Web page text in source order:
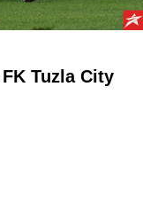
Tuzla City